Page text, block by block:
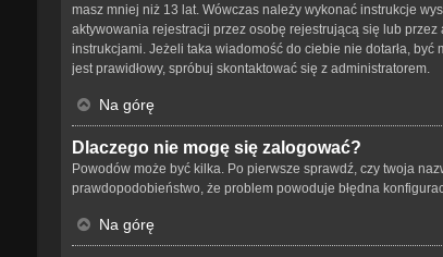
masz mniej niż 13 lat. Wówczas należy wykonać instrukcje
aktywowania rejestracji przez osobę rejestrującą się lub
instrukcjami. Jeżeli taka wiadomość do ciebie nie dotarła,
jest prawidłowy, spróbuj skontaktować się z administratorem.
Na górę
Dlaczego nie mogę się zalogować?
Powodów może być kilka. Po pierwsze sprawdź, czy twoja
prawdopodobieństwo, że problem powoduje błędna
Na górę